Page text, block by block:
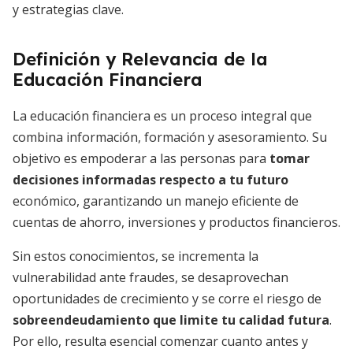
y estrategias clave.
Definición y Relevancia de la
Educación Financiera
La educación financiera es un proceso integral que
combina información, formación y asesoramiento. Su
objetivo es empoderar a las personas para tomar
decisiones informadas respecto a tu futuro
económico, garantizando un manejo eficiente de
cuentas de ahorro, inversiones y productos financieros.
Sin estos conocimientos, se incrementa la
vulnerabilidad ante fraudes, se desaprovechan
oportunidades de crecimiento y se corre el riesgo de
sobreendeudamiento que limite tu calidad futura.
Por ello, resulta esencial comenzar cuanto antes y